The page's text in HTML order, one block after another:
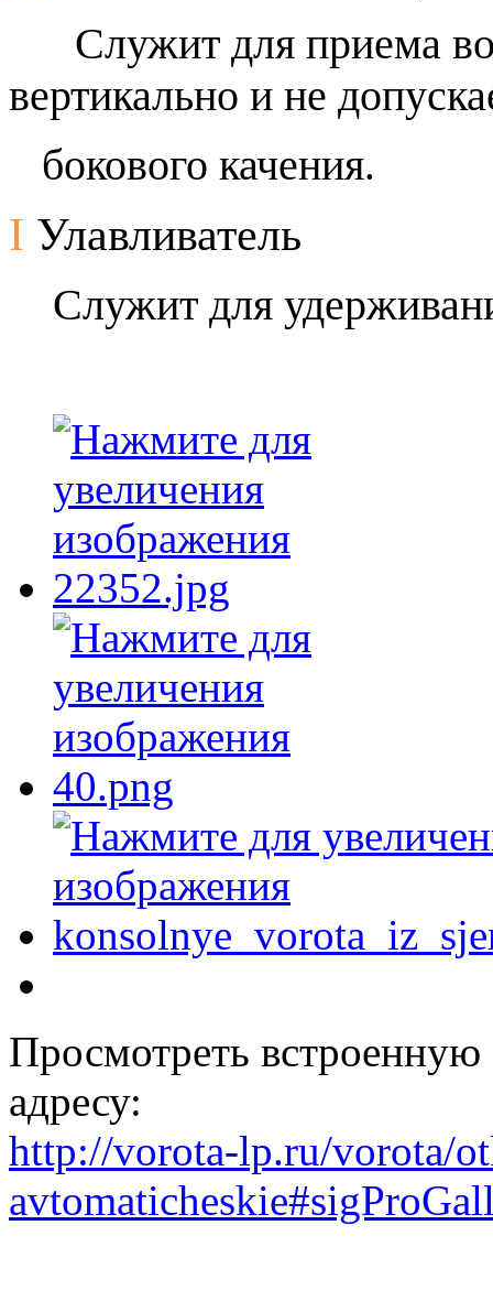
Служит для приема
вертикально и не
бокового качения.
I Улавливатель
Служит для
Просмотреть
адресу:
http://vorota-lp.ru/vorota/